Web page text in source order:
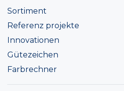
Sortiment
Referenz projekte
Innovationen
Gütezeichen
Farbrechner